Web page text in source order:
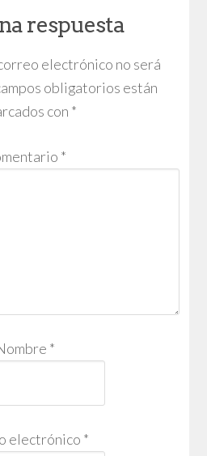
respuesta
electrónico no será
obligatorios están
con *
*
*
electrónico *